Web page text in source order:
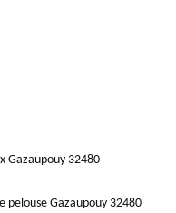
Gazaupouy 32480
pelouse Gazaupouy 32480